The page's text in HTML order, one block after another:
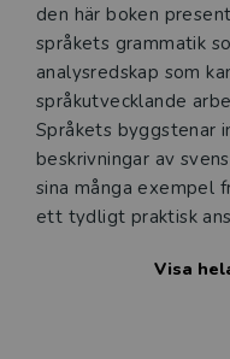
den här boken
språkets grammatik
analysredskap som
språkutvecklande
Språkets byggstenar
beskrivningar av
sina många exempel
ett tydligt praktisk
på det vi ser? Det
Visa